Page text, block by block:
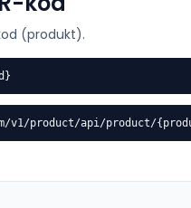
(produkt).
v1/product/api/product/